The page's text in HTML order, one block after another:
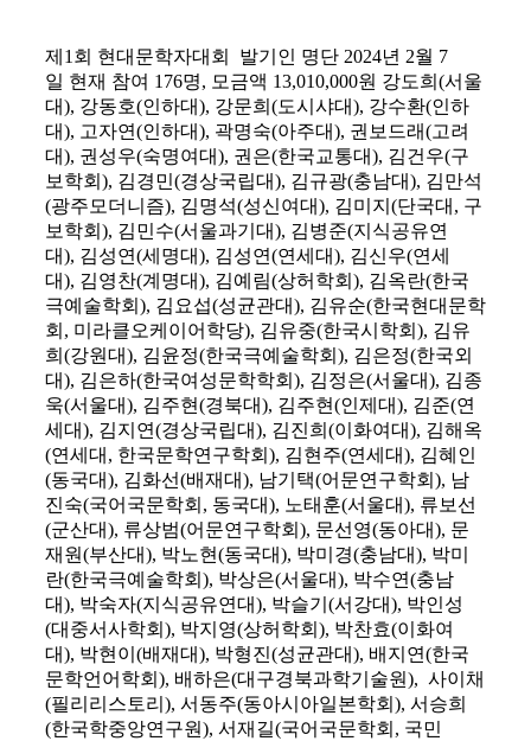
제1회 현대문학자대회 발기인 명단 2024년 2월 7
일 현재 참여 176명, 모금액 13,010,000원 강도희(서울
대), 강동호(인하대), 강문희(도시샤대), 강수환(인하
대), 고자연(인하대), 곽명숙(아주대), 권보드래(고려
대), 권성우(숙명여대), 권은(한국교통대), 김건우(구
보학회), 김경민(경상국립대), 김규광(충남대), 김만석
(광주모더니즘), 김명석(성신여대), 김미지(단국대, 구
보학회), 김민수(서울과기대), 김병준(지식공유연
대), 김성연(세명대), 김성연(연세대), 김신우(연세
대), 김영찬(계명대), 김예림(상허학회), 김옥란(한국
극예술학회), 김요섭(성균관대), 김유순(한국현대문학
회, 미라클오케이어학당), 김유중(한국시학회), 김유
희(강원대), 김윤정(한국극예술학회), 김은정(한국외
대), 김은하(한국여성문학학회), 김정은(서울대), 김종
욱(서울대), 김주현(경북대), 김주현(인제대), 김준(연
세대), 김지연(경상국립대), 김진희(이화여대), 김해옥
(연세대, 한국문학연구학회), 김현주(연세대), 김혜인
(동국대), 김화선(배재대), 남기택(어문연구학회), 남
진숙(국어국문학회, 동국대), 노태훈(서울대), 류보선
(군산대), 류상범(어문연구학회), 문선영(동아대), 문
재원(부산대), 박노현(동국대), 박미경(충남대), 박미
란(한국극예술학회), 박상은(서울대), 박수연(충남
대), 박숙자(지식공유연대), 박슬기(서강대), 박인성
(대중서사학회), 박지영(상허학회), 박찬효(이화여
대), 박현이(배재대), 박형진(성균관대), 배지연(한국
문학언어학회), 배하은(대구경북과학기술원), 사이채
(필리리스토리), 서동주(동아시아일본학회), 서승희
(한국학중앙연구원), 서재길(국어국문학회, 국민